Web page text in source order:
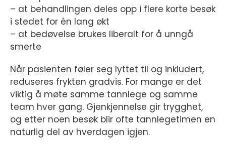
– at behandlingen deles opp i flere korte besøk
i stedet for én lang økt
– at bedøvelse brukes liberalt for å unngå
smerte
Når pasienten føler seg lyttet til og inkludert,
reduseres frykten gradvis. For mange er det
viktig å møte samme tannlege og samme
team hver gang. Gjenkjennelse gir trygghet,
og etter noen besøk blir ofte tannlegetimen en
naturlig del av hverdagen igjen.